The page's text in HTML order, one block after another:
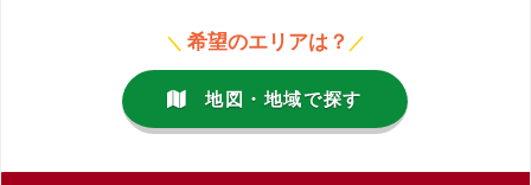
＼ 希望のエリアは？ ／
地図・地域で探す